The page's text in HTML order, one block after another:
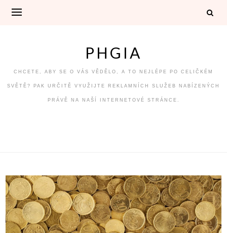
PHGIA
CHCETE, ABY SE O VÁS VĚDĚLO, A TO NEJLÉPE PO CELIČKÉM
SVĚTĚ? PAK URČITĚ VYUŽIJTE REKLAMNÍCH SLUŽEB NABÍZENÝCH
PRÁVĚ NA NAŠÍ INTERNETOVÉ STRÁNCE.